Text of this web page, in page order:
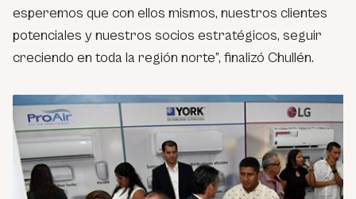
esperemos que con ellos mismos, nuestros clientes
potenciales y nuestros socios estratégicos, seguir
creciendo en toda la región norte”, finalizó Chullén.